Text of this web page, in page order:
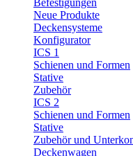
Befestigungen
Neue Produkte
Deckensysteme
Konfigurator
ICS 1
Schienen und Formen
Stative
Zubehör
ICS 2
Schienen und Formen
Stative
Zubehör und
Deckenwagen